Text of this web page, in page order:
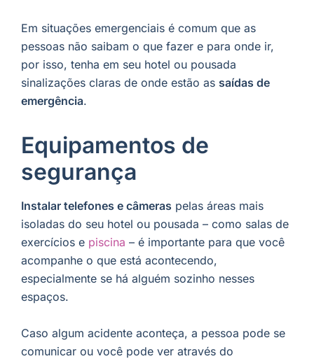
Em situações emergenciais é comum que as
pessoas não saibam o que fazer e para onde ir,
por isso, tenha em seu hotel ou pousada
sinalizações claras de onde estão as saídas de
emergência.
Equipamentos de
segurança
Instalar telefones e câmeras pelas áreas mais
isoladas do seu hotel ou pousada – como salas de
exercícios e piscina – é importante para que você
acompanhe o que está acontecendo,
especialmente se há alguém sozinho nesses
espaços.
Caso algum acidente aconteça, a pessoa pode se
comunicar ou você pode ver através do